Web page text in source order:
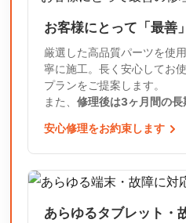
お客様にとって「最善
厳選した高品質パーツを使
寧に施工。長く安心してお
プランをご提案します。
また、 修理後は3ヶ月間の長
安心修理をお約束します
あらゆるタブレット・